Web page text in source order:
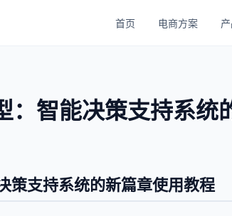
首页 电商方案
：智能决策支持系统
策支持系统的新篇章使用教程